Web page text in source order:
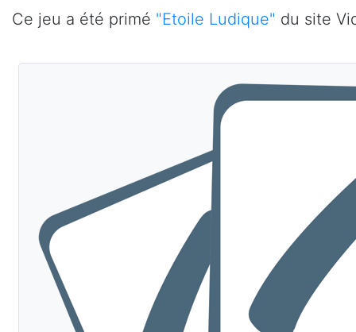
Ce jeu a été primé "Etoile Ludique" du site